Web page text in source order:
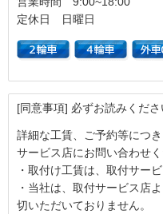
定休日 日曜日
[同意事項] 必ずお読みくださ
詳細な工賃、ご予約等につ
サービス店にお問い合わせく
・取付け工賃は、取付サー
・当社は、取付サービス店
切いただいておりません。